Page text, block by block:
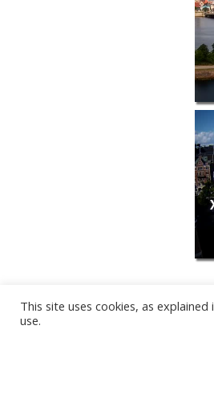
This site uses cookies, as
use.